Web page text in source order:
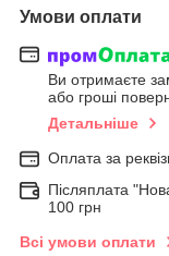
Умови оплати
Ви отримаєте
або гроші
Детальніше
Оплата за
Післяплата
100 грн
Всі умови оплати